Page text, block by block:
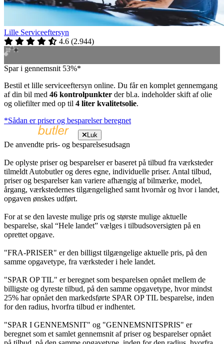
Lille Serviceeftersyn
4.6 (2.944)
Spar i gennemsnit 53%*
Bestil et lille serviceeftersyn online. Du får en komplet gennemgang
af din bil med 46 kontrolpunkter der bl.a. indeholder skift af olie
og oliefilter med op til 4 liter kvalitetsolie.
*Sådan er priser og besparelser beregnet
Luk
De anvendte pris- og besparelsesudsagn
De oplyste priser og besparelser er baseret på tilbud fra værksteder
tilmeldt Autobutler og deres egne, individuelle priser. Antal tilbud,
priser og besparelser kan variere afhængig af bilmærke, model,
årgang, værkstedernes tilgængelighed samt hvornår og hvor i landet,
opgaven ønskes udført.
For at se den laveste mulige pris og største mulige aktuelle
besparelse, skal “Hele landet” vælges i tilbudsoversigten på en
oprettet opgave.
"FRA-PRISER" er den billigst tilgængelige aktuelle pris, på den
samme opgavetype, fra værksteder i hele landet.
"SPAR OP TIL" er beregnet som besparelsen opnået mellem de
billigste og dyreste tilbud, på den samme opgavetype, hvor mindst
25% har opnået den markedsførte SPAR OP TIL besparelse, inden
for den radius, hvorfra tilbud er indhentet.
"SPAR I GENNEMSNIT" og "GENNEMSNITSPRIS" er
beregnet som et samlet gennemsnit af priser og besparelser opnået